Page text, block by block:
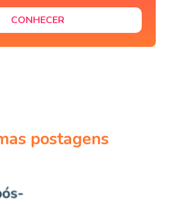
CONHECER
postagens